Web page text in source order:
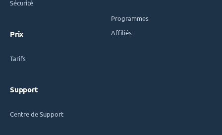
Sécurité
Prix
Tarifs
Support
Centre de Support
Programmes
Affiliés